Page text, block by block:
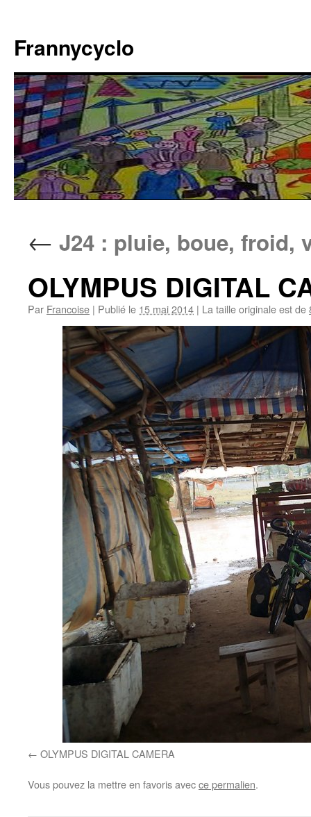
contenu
Frannycyclo
← J24 : pluie, boue, froid,
OLYMPUS DIGITAL
Par Francoise | Publié le 15 mai 2014 | La taille originale est de
OLYMPUS DIGITAL CAMERA
Vous pouvez la mettre en favoris avecce permalien.